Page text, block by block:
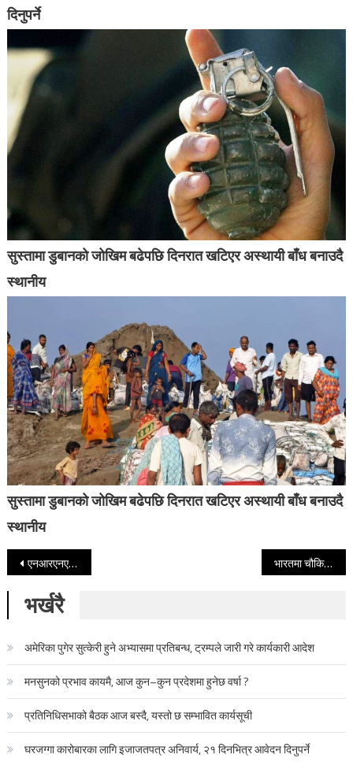
दिनुपर्ने
सुस्तामा डुबानको जोखिम बढेपछि दिनरात खटिएर अस्थायी बाँध बनाउदै
स्थानीय
सुस्तामा डुबानको जोखिम बढेपछि दिनरात खटिएर अस्थायी बाँध बनाउदै
स्थानीय
Post navigation
एनआरएनए अमेरिकाको अध्यक्षमा शाह विजयी भारतमा चौकिदारको चमत्कार, ४८ वर्षपछि एकै दलको पूर्ण बहुमत, प्रतिपक्षीको मान्यता समेत नपाउने गरी झर्यो कांग्रेस
भर्खरै
अमेरिका पुगेर सुत्केरी हुने अभ्यासमा प्रतिबन्ध, ट्रम्पले जारी गरे कार्यकारी आदेश
मनसुनको प्रभाव कायमै, आज कुन–कुन प्रदेशमा हुनेछ वर्षा ?
प्रतिनिधिसभाको बैठक आज बस्दै, यस्तो छ सम्भावित कार्यसूची
घरजग्गा कारोबारका लागि इजाजतपत्र अनिवार्य, २१ दिनभित्र आवेदन दिनुपर्ने